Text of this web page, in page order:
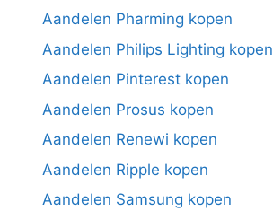
Aandelen Pharming kopen
Aandelen Philips Lighting kopen
Aandelen Pinterest kopen
Aandelen Prosus kopen
Aandelen Renewi kopen
Aandelen Ripple kopen
Aandelen Samsung kopen